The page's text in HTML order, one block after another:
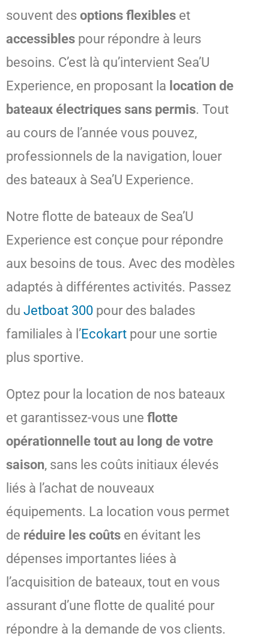
souvent des options flexibles et
accessibles pour répondre à leurs
besoins. C’est là qu’intervient Sea’U
Experience, en proposant la location de
bateaux électriques sans permis. Tout
au cours de l’année vous pouvez,
professionnels de la navigation, louer
des bateaux à Sea’U Experience.
Notre flotte de bateaux de Sea’U
Experience est conçue pour répondre
aux besoins de tous. Avec des modèles
adaptés à différentes activités. Passez
du Jetboat 300 pour des balades
familiales à l’Ecokart pour une sortie
plus sportive.
Optez pour la location de nos bateaux
et garantissez-vous une flotte
opérationnelle tout au long de votre
saison, sans les coûts initiaux élevés
liés à l’achat de nouveaux
équipements. La location vous permet
de réduire les coûts en évitant les
dépenses importantes liées à
l’acquisition de bateaux, tout en vous
assurant d’une flotte de qualité pour
répondre à la demande de vos clients.